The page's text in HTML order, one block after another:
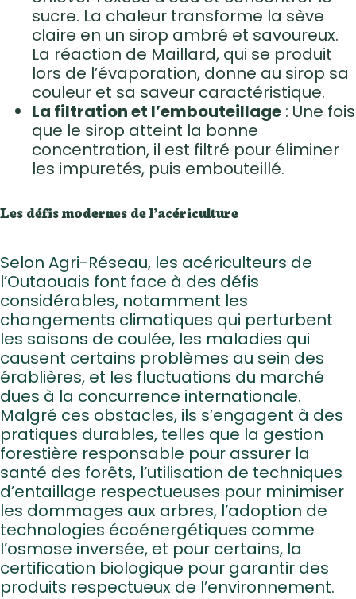
sucre. La chaleur transforme la sève
claire en un sirop ambré et savoureux.
La réaction de Maillard, qui se produit
lors de l’évaporation, donne au sirop sa
couleur et sa saveur caractéristique.
La filtration et l’embouteillage : Une fois
que le sirop atteint la bonne
concentration, il est filtré pour éliminer
les impuretés, puis embouteillé.
Les défis modernes de l’acériculture
Selon Agri-Réseau, les acériculteurs de
l’Outaouais font face à des défis
considérables, notamment les
changements climatiques qui perturbent
les saisons de coulée, les maladies qui
causent certains problèmes au sein des
érablières, et les fluctuations du marché
dues à la concurrence internationale.
Malgré ces obstacles, ils s’engagent à des
pratiques durables, telles que la gestion
forestière responsable pour assurer la
santé des forêts, l’utilisation de techniques
d’entaillage respectueuses pour minimiser
les dommages aux arbres, l’adoption de
technologies écoénergétiques comme
l’osmose inversée, et pour certains, la
certification biologique pour garantir des
produits respectueux de l’environnement.